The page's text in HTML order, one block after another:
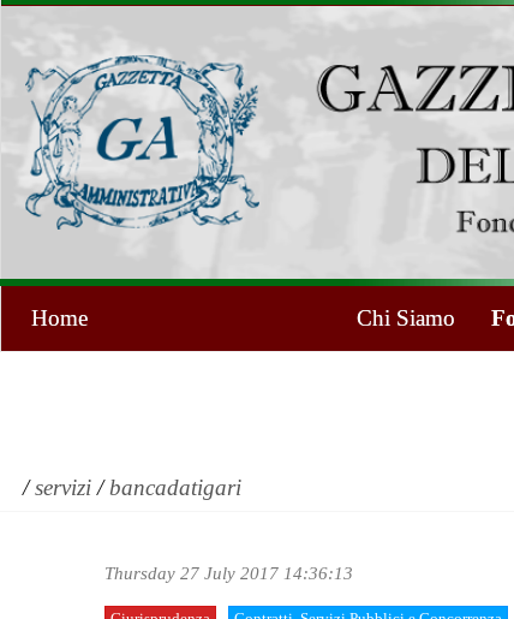
Home Chi Siamo
/servizi/bancadatigari
Thursday 27 July 2017 14:36:13